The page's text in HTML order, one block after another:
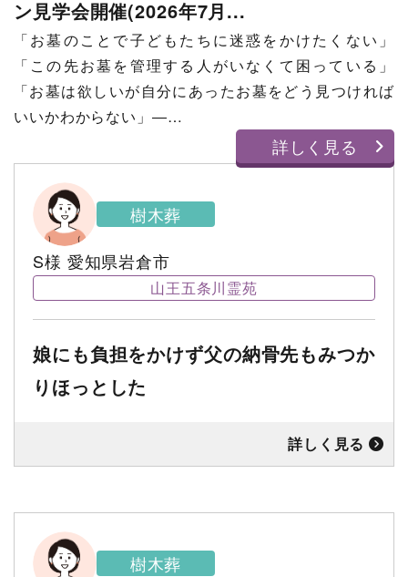
ン見学会開催(2026年7月...
「お墓のことで子どもたちに迷惑をかけたくない」
「この先お墓を管理する人がいなくて困っている」
「お墓は欲しいが自分にあったお墓をどう見つければ
いいかわからない」―…
詳しく見る
樹木葬
S様 愛知県岩倉市
山王五条川霊苑
娘にも負担をかけず父の納骨先もみつか
りほっとした
詳しく見る
樹木葬